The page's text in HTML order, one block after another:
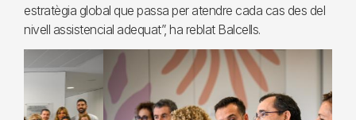
estratègia global que passa per atendre cada cas des del
nivell assistencial adequat”, ha reblat Balcells.